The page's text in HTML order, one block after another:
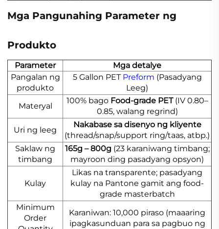
Mga Pangunahing Parameter ng
Produkto
Parameter
Mga detalye
Pangalan ng
produkto
5 Gallon PET Preform (Pasadyang
Leeg)
Materyal
100% bago Food-grade PET (IV 0.80–
0.85, walang regrind)
Uri ng leeg
Nakabase sa disenyo ng kliyente
(thread/snap/support ring/taas, atbp.)
Saklaw ng
timbang
165g – 800g (23 karaniwang timbang;
mayroon ding pasadyang opsyon)
Kulay
Likas na transparente; pasadyang
kulay na Pantone gamit ang food-
grade masterbatch
Minimum
Order
Karaniwan: 10,000 piraso (maaaring
ipagkasunduan para sa pagbuo ng